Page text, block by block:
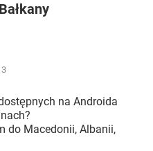
FACEBOOK
TIKTOK
FACEBOOK
WHATSAPP
NETFLIX
na Androida
do Macedonii, Albanii,